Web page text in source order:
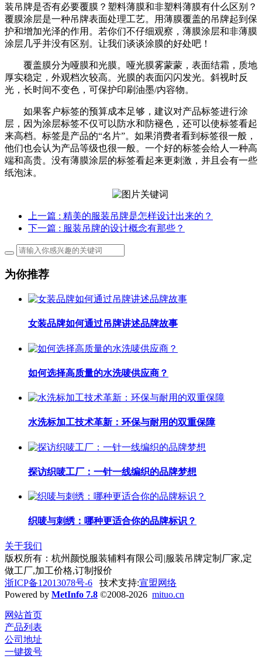
装吊牌是否有必要覆膜？塑料薄膜和非塑料薄膜有什么区别？
覆膜涂层是一种吊牌表面处理工艺。用薄膜覆盖的吊牌起到保
护和增加光泽的作用。若你们不仔细观察，薄膜涂层和非薄膜
涂层几乎并没有区别。让我们谈谈涂膜的好处吧！
覆盖膜分为哑膜和光膜。哑光膜雾蒙蒙，表面结霜，质地
厚实稳定，外观档次较高。光膜的表面闪闪发光。斜视时反
光，长时间不变色，可保护印刷油墨/内容物。
如果客户标签的预算成本足够，建议对产品标签进行涂
层，因为涂层标签不仅可以防水和防褪色，还可以使标签看起
来高档。标签是产品的“名片”。如果消费者看到标签很一般，
他们也会认为产品等级也很一般。一个好的标签会给人一种高
端和高贵。没有薄膜涂层的标签看起来更刺激，并且会有一些
纸泡沫。
上一篇 : 精美的服装吊牌是怎样设计出来的？
下一篇 : 服装吊牌的设计概念有那些？
为你推荐
女装品牌如何通过吊牌讲述品牌故事
如何选择高质量的水洗唛供应商？
水洗标加工技术革新：环保与耐用的双重保障
探访织唛工厂：一针一线编织的品牌梦想
织唛与刺绣：哪种更适合你的品牌标识？
关于我们
版权所有：杭州颜悦服装辅料有限公司|服装吊牌定制厂家,定
做工厂,加工价格,订制报价
浙ICP备12013078号-6 技术支持:宣盟网络
Powered by MetInfo 7.8 ©2008-2026 mituo.cn
网站首页
产品列表
公司地址
一键拨号